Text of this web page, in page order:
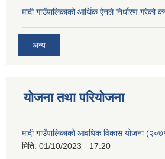
मादी गाउँपालिकाको आर्थिक ऐनले निर्धारण गरेको
अन्य
योजना तथा परियोजना
मादी गाउँपालिकाको आवधिक विकास योजना
मिति: 01/10/2023 - 17:20